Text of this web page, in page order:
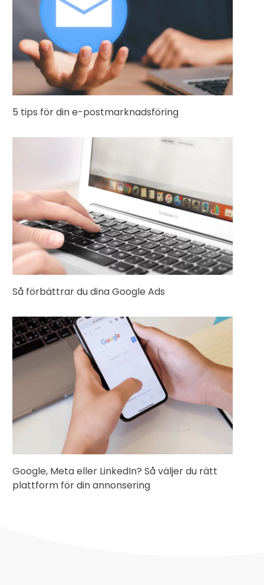
5 tips för din e-postmarknadsföring
Så förbättrar du dina Google Ads
Google, Meta eller LinkedIn? Så väljer du rätt
plattform för din annonsering